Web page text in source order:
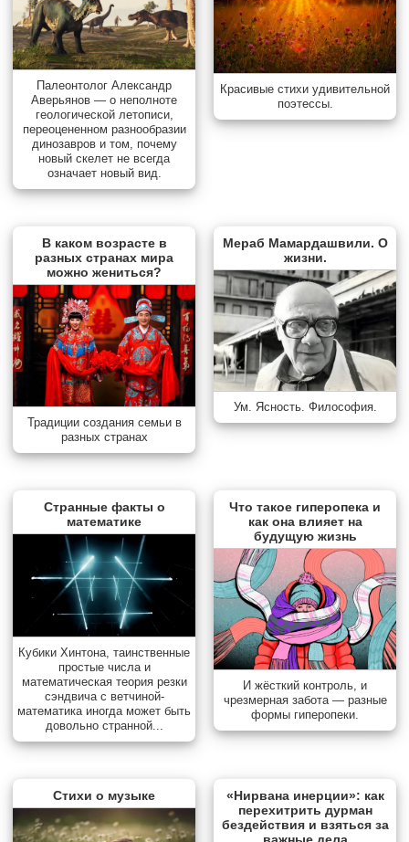
Палеонтолог Александр
Аверьянов — о неполноте
геологической летописи,
переоцененном разнообразии
динозавров и том, почему
новый скелет не всегда
означает новый вид.
Красивые стихи удивительной
поэтессы.
В каком возрасте в
разных странах мира
можно жениться?
Традиции создания семьи в
разных странах
Мераб Мамардашвили. О
жизни.
Ум. Ясность. Философия.
Странные факты о
математике
Кубики Хинтона, таинственные
простые числа и
математическая теория резки
сэндвича с ветчиной-
математика иногда может быть
довольно странной...
Что такое гиперопека и
как она влияет на
будущую жизнь
И жёсткий контроль, и
чрезмерная забота — разные
формы гиперопеки.
Стихи о музыке
«Нирвана инерции»: как
перехитрить дурман
бездействия и взяться за